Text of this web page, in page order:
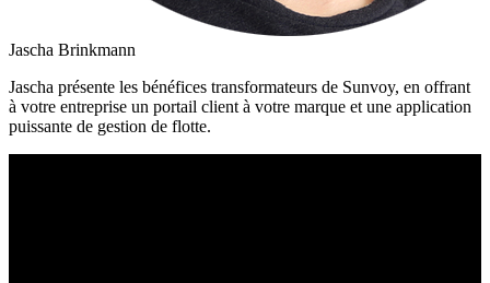
Jascha Brinkmann
Jascha présente les bénéfices transformateurs de Sunvoy, en offrant
à votre entreprise un portail client à votre marque et une application
puissante de gestion de flotte.